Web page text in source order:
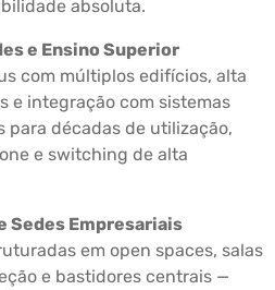
absoluta.
e Ensino Superior
com múltiplos edifícios, alta
e integração com sistemas
décadas de utilização,
e switching de alta
Sedes Empresariais
em open spaces, salas
e bastidores centrais —